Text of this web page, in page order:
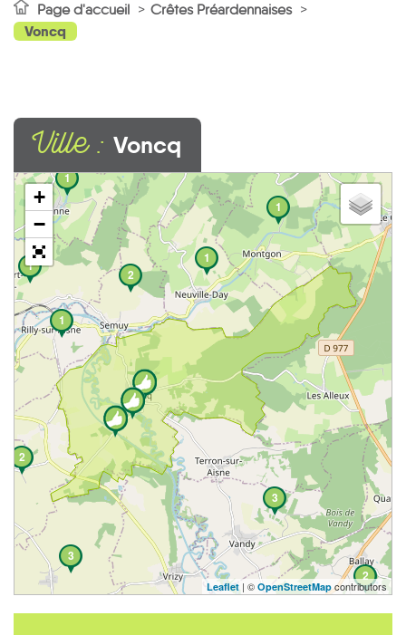
Page d'accueil Crêtes Préardennaises
Voncq
Ville : Voncq
2
2
3
1
1
1
1
2
1
3
+
−
Leaflet | © OpenStreetMapcontributors